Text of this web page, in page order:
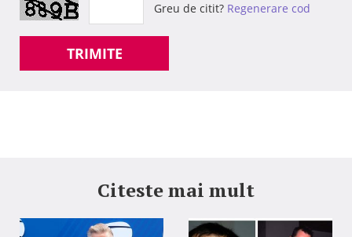
Greu de citit? Regenerare cod
TRIMITE
Citeste mai mult